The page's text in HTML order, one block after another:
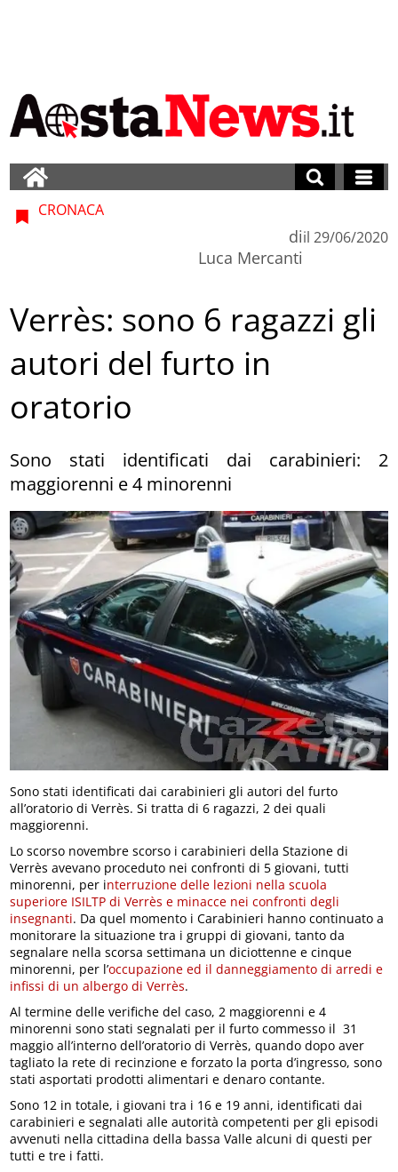
CRONACA
di
Luca Mercanti
il 29/06/2020
Verrès: sono 6 ragazzi gli
autori del furto in
oratorio
Sono stati identificati dai carabinieri: 2
maggiorenni e 4 minorenni
Sono stati identificati dai carabinieri gli autori del furto
all’oratorio di Verrès. Si tratta di 6 ragazzi, 2 dei quali
maggiorenni.
Lo scorso novembre scorso i carabinieri della Stazione di
Verrès avevano proceduto nei confronti di 5 giovani, tutti
minorenni, per interruzione delle lezioni nella scuola
superiore ISILTP di Verrès e minacce nei confronti degli
insegnanti. Da quel momento i Carabinieri hanno continuato a
monitorare la situazione tra i gruppi di giovani, tanto da
segnalare nella scorsa settimana un diciottenne e cinque
minorenni, per l’occupazione ed il danneggiamento di arredi e
infissi di un albergo di Verrès.
Al termine delle verifiche del caso, 2 maggiorenni e 4
minorenni sono stati segnalati per il furto commesso il 31
maggio all’interno dell’oratorio di Verrès, quando dopo aver
tagliato la rete di recinzione e forzato la porta d’ingresso, sono
stati asportati prodotti alimentari e denaro contante.
Sono 12 in totale, i giovani tra i 16 e 19 anni, identificati dai
carabinieri e segnalati alle autorità competenti per gli episodi
avvenuti nella cittadina della bassa Valle alcuni di questi per
tutti e tre i fatti.